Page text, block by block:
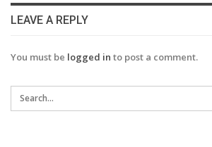
LEAVE A REPLY
You must be logged in to post a comment.